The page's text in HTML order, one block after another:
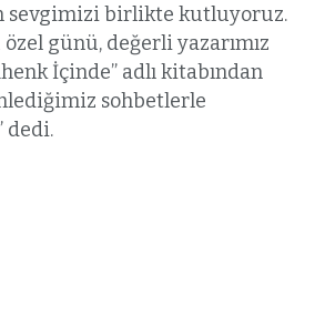
sevgimizi birlikte kutluyoruz.
günü, değerli yazarımız
İçinde” adlı kitabından
sohbetlerle
dedi.